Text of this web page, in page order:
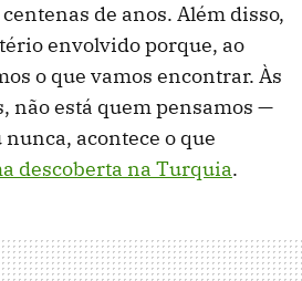
de anos. Além disso,
envolvido porque, ao
o que vamos encontrar. Às
não está quem pensamos —
acontece o que
descoberta na Turquia.